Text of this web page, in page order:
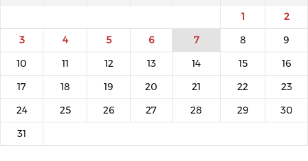
1 2
3 4 5 6 7 8 9
10 11 12 13 14 15 16
17 18 19 20 21 22 23
24 25 26 27 28 29 30
31